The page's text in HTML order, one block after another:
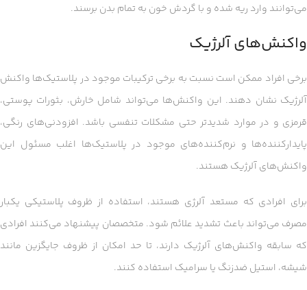
می‌توانند وارد ریه شده و با گردش خون به تمام بدن برسند.
واکنش‌های آلرژیک
برخی افراد ممکن است نسبت به برخی ترکیبات موجود در پلاستیک‌ها واکنش
آلرژیک نشان دهند. این واکنش‌ها می‌تواند شامل خارش، بثورات پوستی،
قرمزی و در موارد شدیدتر حتی مشکلات تنفسی باشد. افزودنی‌های رنگی،
پایدارکننده‌ها و نرم‌کننده‌های موجود در پلاستیک‌ها اغلب مسئول این
واکنش‌های آلرژیک هستند.
برای افرادی که مستعد آلرژی هستند، استفاده از ظروف پلاستیکی یکبار
مصرف می‌تواند باعث تشدید علائم شود. متخصصان پیشنهاد می‌کنند افرادی
که سابقه واکنش‌های آلرژیک دارند، تا حد امکان از ظروف جایگزین مانند
شیشه، استیل ضدزنگ یا سرامیک استفاده کنند.